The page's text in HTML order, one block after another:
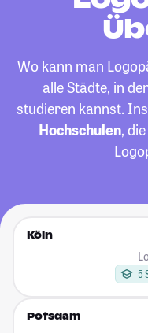
Wo kann man
alle Städte, in
studieren kannst.
Hochschulen,
Köln
5
Potsdam